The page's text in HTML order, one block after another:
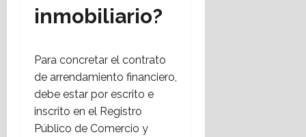
inmobiliario?
Para concretar el contrato
de arrendamiento financiero,
debe estar por escrito e
inscrito en el Registro
Público de Comercio y